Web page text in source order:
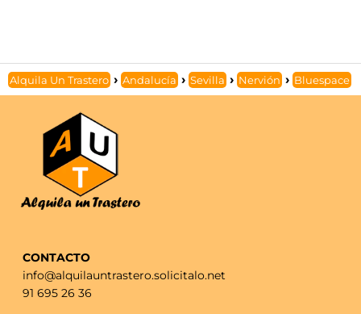
Alquila Un Trastero Andalucía Sevilla Nervión Bluespace
CONTACTO
info@alquilauntrastero.solicitalo.net
91 695 26 36